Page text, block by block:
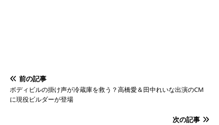
前の記事
ボディビルの掛け声が冷蔵庫を救う？高橋愛＆田中れいな出演のCM
に現役ビルダーが登場
次の記事